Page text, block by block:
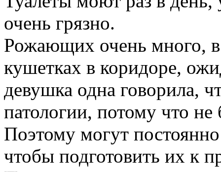
очень грязно.
Рожающих очень много,
кушетках в коридоре,
девушка одна говорила,
патологии, потому что
Поэтому могут постоянно
чтобы подготовить их к